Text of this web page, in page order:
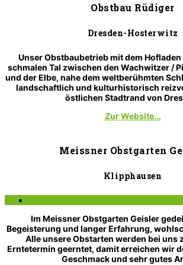
Obstbau Rüdiger
Dresden-Hosterwitz
Unser Obstbaubetrieb mit dem
schmalen Tal zwischen den Wachwitzer /
und der Elbe, nahe dem weltberühmten
landschaftlich und kulturhistorisch
östlichen Stadtrand von
Zur Website...
Meissner Obstgarten
Klipphausen
Im Meissner Obstgarten Geisler
Begeisterung und langer Erfahrung,
Alle unsere Obstarten werden bei uns
Erntetermin geerntet, damit erreichen wir
Geschmack und sehr gutes